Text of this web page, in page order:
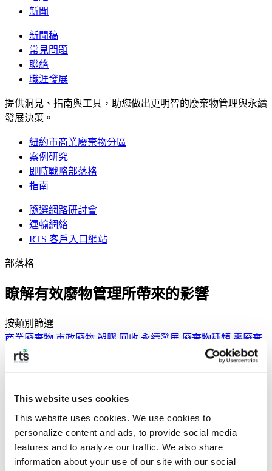
This website uses cookies
This website uses cookies. We use cookies to
personalize content and ads, to provide social media
features and to analyze our traffic. We also share
information about your use of our site with our social
新聞
新聞稿
常見問題
聯絡
職涯發展
提供洞見、指南與工具，助您做出更明智的廢棄物管理與永續
發展決策。
紐約市商業廢棄物分區
案例研究
即時戰略部落格
指南
隨選網路研討會
運輸網絡
RTS 客戶入口網站
部落格
瞭解有效廢物管理所帶來的影響
按類別篩選
商業廢棄物 市政廢物 塑膠 回收 永續發展 廢棄物種類 零廢棄
環供應鏈
到了 2026 年，隨著監管力度加強與透明度提升，ESG 將成為
一種以數據為導向、不可或缺的商業現實。